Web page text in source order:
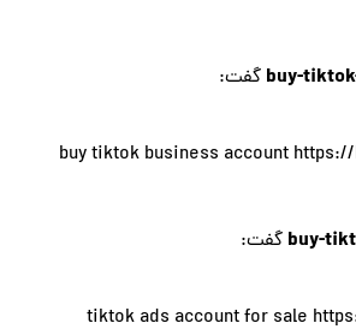
buy- گفت:
buy tiktok business account
buy- گفت:
tiktok ads account for sale